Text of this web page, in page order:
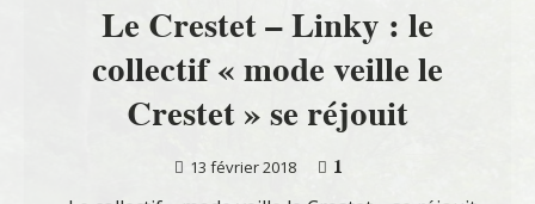
Le Crestet – Linky : le
collectif « mode veille le
Crestet » se réjouit
13 février 2018
1